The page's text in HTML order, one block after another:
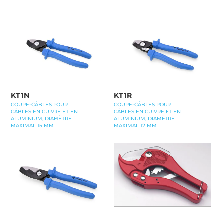
KT1N
COUPE-CÂBLES POUR
CÂBLES EN CUIVRE ET EN
ALUMINIUM, DIAMÈTRE
MAXIMAL 15 MM
KT1R
COUPE-CÂBLES POUR
CÂBLES EN CUIVRE ET EN
ALUMINIUM, DIAMÈTRE
MAXIMAL 12 MM